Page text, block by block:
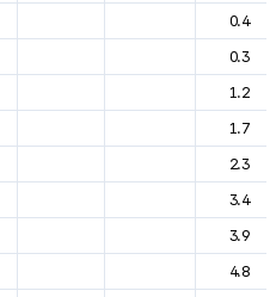
0.4
0.3
1.2
1.7
2.3
3.4
3.9
4.8